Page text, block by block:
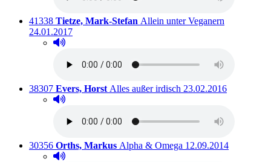
Titelnummer:
41338 von
Tietze, Mark-Stefan Allein unter Veganern
24.01.2017
Hörprobe abspielen
Hörprobe von Allein unter Veganern
Titelnummer:
38307 von
Evers, Horst: Alles außer irdisch Ausleihbar seit dem
23.02.2016
Hörprobe abspielen
Hörprobe von Alles außer irdisch
Titelnummer:
30356 von
Orths, Markus: Alpha & Omega Ausleihbar seit dem
12.09.2014
Hörprobe abspielen
Hörprobe von Alpha & Omega